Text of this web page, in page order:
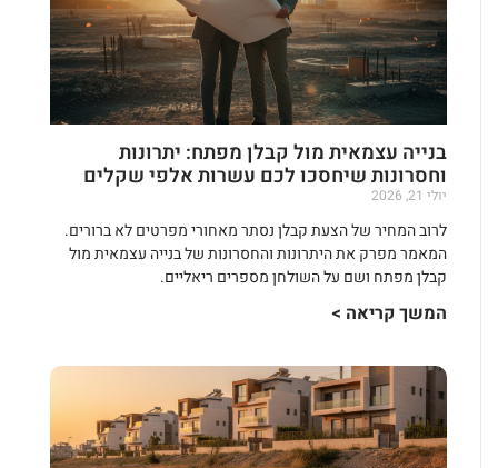
בנייה עצמאית מול קבלן מפתח: יתרונות
וחסרונות שיחסכו לכם עשרות אלפי שקלים
יולי 21, 2026
לרוב המחיר של הצעת קבלן נסתר מאחורי מפרטים לא ברורים.
המאמר מפרק את היתרונות והחסרונות של בנייה עצמאית מול
קבלן מפתח ושם על השולחן מספרים ריאליים.
המשך קריאה >